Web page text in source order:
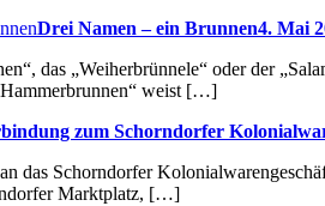
Drei Namen – ein Brunnen4. Mai
das „Weiherbrünnele“ oder der
weist […]
zum Schorndorfer
das Schorndorfer
Marktplatz, […]